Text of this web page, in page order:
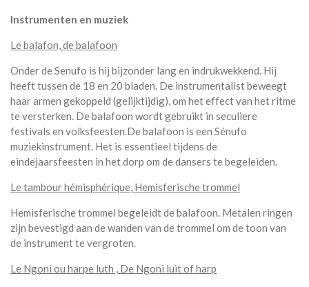
Instrumenten en muziek
Le balafon, de balafoon
Onder de Senufo is hij bijzonder lang en indrukwekkend. Hij
heeft tussen de 18 en 20 bladen. De instrumentalist beweegt
haar armen gekoppeld (gelijktijdig), om het effect van het ritme
te versterken. De balafoon wordt gebruikt in seculiere
festivals en volksfeesten.De balafoon is een Sénufo
muziekinstrument. Het is essentieel tijdens de
eindejaarsfeesten in het dorp om de dansers te begeleiden.
Le tambour hémisphérique, Hemisferische trommel
Hemisferische trommel begeleidt de balafoon. Metalen ringen
zijn bevestigd aan de wanden van de trommel om de toon van
de instrument te vergroten.
Le Ngoni ou harpe luth , De Ngoni luit of harp